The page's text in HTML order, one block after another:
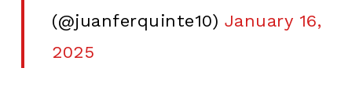
(@juanferquinte10) January 16,
2025